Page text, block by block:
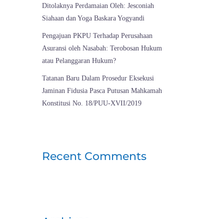
Ditolaknya Perdamaian Oleh: Jesconiah
Siahaan dan Yoga Baskara Yogyandi
Pengajuan PKPU Terhadap Perusahaan
Asuransi oleh Nasabah: Terobosan Hukum
atau Pelanggaran Hukum?
Tatanan Baru Dalam Prosedur Eksekusi
Jaminan Fidusia Pasca Putusan Mahkamah
Konstitusi No. 18/PUU-XVII/2019
Recent Comments